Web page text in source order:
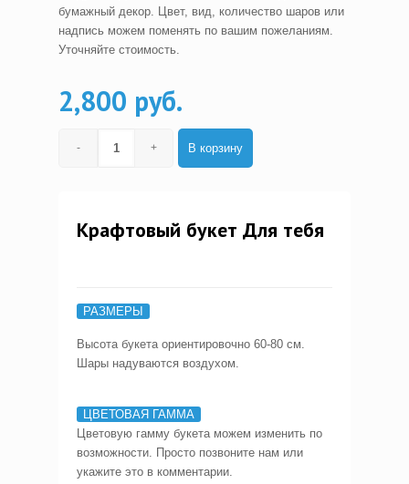
бумажный декор. Цвет, вид, количество шаров или
надпись можем поменять по вашим пожеланиям.
Уточняйте стоимость.
2,800 руб.
В корзину
Крафтовый букет Для тебя
РАЗМЕРЫ
Высота букета ориентировочно 60-80 см.
Шары надуваются воздухом.
ЦВЕТОВАЯ ГАММА
Цветовую гамму букета можем изменить по
возможности. Просто позвоните нам или
укажите это в комментарии.